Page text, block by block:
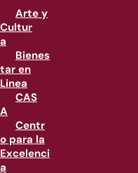
Arte y
Cultur
a
Bienes
tar en
Linea
CAS
A
Centr
o para la
Excelenci
a